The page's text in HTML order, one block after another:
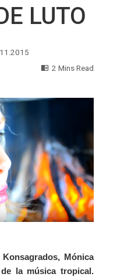
LUTO
2 Mins Read
Mónica
la música tropical.